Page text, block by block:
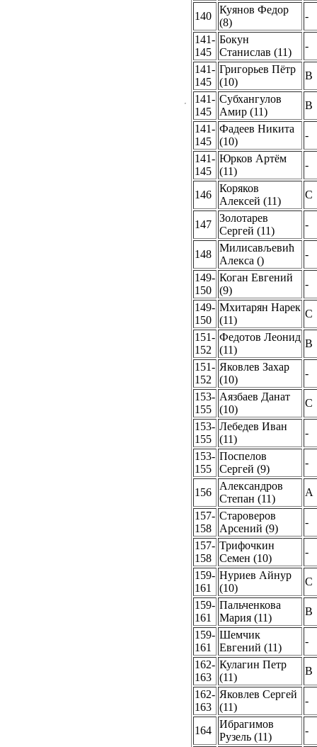
140
Куянов Федор
(8)
-
141-
145
Бокун
Станислав (11)
-
141-
145
Григорьев Пётр
(10)
B
141-
145
Субхангулов
Амир (11)
B
141-
145
Фадеев Никита
(10)
-
141-
145
Юрков Артём
(11)
-
146
Коряков
Алексей (11)
C
147
Золотарев
Сергей (11)
-
148
Милисављевић
Алекса ()
-
149-
150
Коган Евгений
(9)
-
149-
150
Мхитарян Нарек
(11)
C
151-
152
Федотов Леонид
(11)
B
151-
152
Яковлев Захар
(10)
-
153-
155
Аязбаев Данат
(10)
C
153-
155
Лебедев Иван
(11)
-
153-
155
Поспелов
Сергей (9)
-
156
Александров
Степан (11)
A
157-
158
Староверов
Арсений (9)
-
157-
158
Трифочкин
Семен (10)
-
159-
161
Нуриев Айнур
(10)
C
159-
161
Пальченкова
Мария (11)
B
159-
161
Шемчик
Евгений (11)
-
162-
163
Кулагин Петр
(11)
B
162-
163
Яковлев Сергей
(11)
-
164
Ибрагимов
Рузель (11)
-